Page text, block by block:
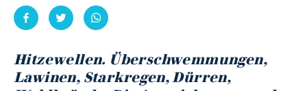
Hitzewellen. Überschwemmungen,
Lawinen, Starkregen, Dürren,